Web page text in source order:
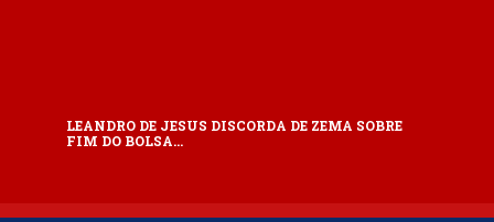
LEANDRO DE JESUS DISCORDA DE ZEMA SOBRE
FIM DO BOLSA…